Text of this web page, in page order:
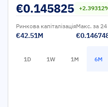
€0.145825
Ринкова капіталізація
€42.51M
Макс. за 24
1D 1W 1M 6M